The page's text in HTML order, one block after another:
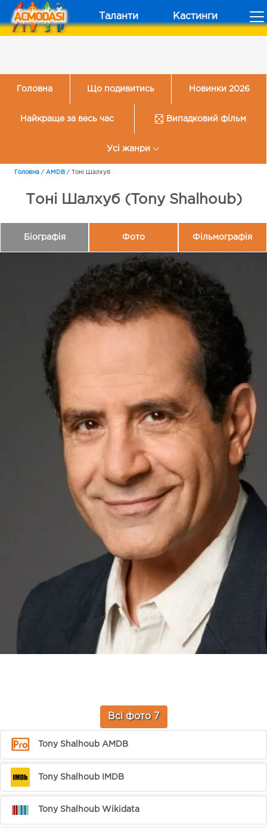
Таланти Кастинги
Головна Що подивитись Новинки 2026
Найкраще за весь час Випадковий фільм
Усі жанри
Головна / AMDB / Тоні Шалхуб
Тоні Шалхуб (Tony Shalhoub)
Біографія Фото Фільмографія
Всі фото 7
Tony Shalhoub AMDB
Tony Shalhoub IMDB
Tony Shalhoub Wikidata